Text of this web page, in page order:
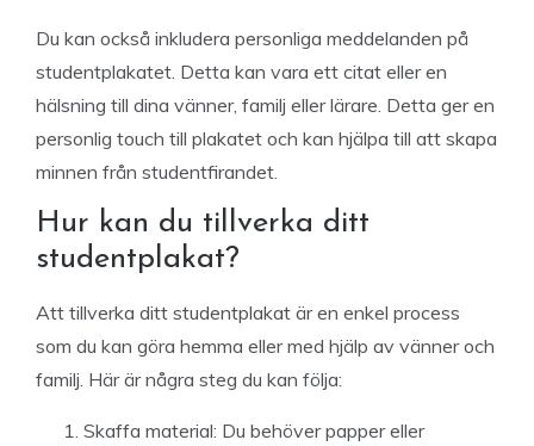
Du kan också inkludera personliga meddelanden på
studentplakatet. Detta kan vara ett citat eller en
hälsning till dina vänner, familj eller lärare. Detta ger en
personlig touch till plakatet och kan hjälpa till att skapa
minnen från studentfirandet.
Hur kan du tillverka ditt
studentplakat?
Att tillverka ditt studentplakat är en enkel process
som du kan göra hemma eller med hjälp av vänner och
familj. Här är några steg du kan följa:
Skaffa material: Du behöver papper eller